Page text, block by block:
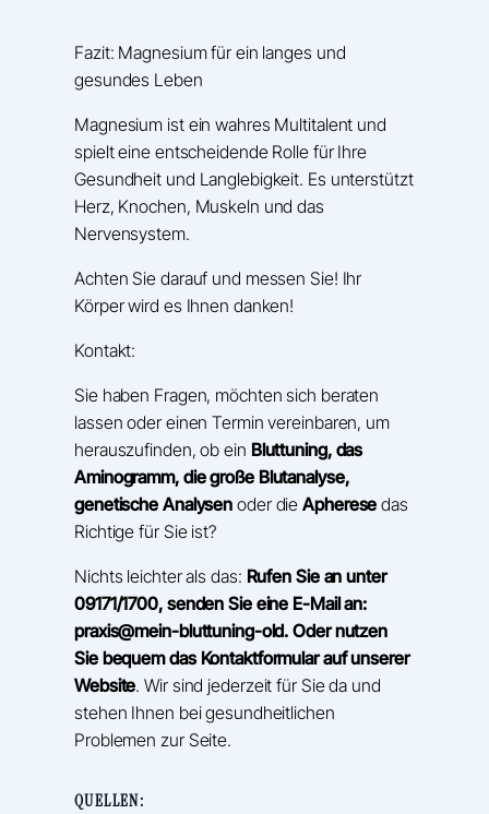
Fazit: Magnesium für ein langes und
gesundes Leben
Magnesium ist ein wahres Multitalent und
spielt eine entscheidende Rolle für Ihre
Gesundheit und Langlebigkeit. Es unterstützt
Herz, Knochen, Muskeln und das
Nervensystem.
Achten Sie darauf und messen Sie! Ihr
Körper wird es Ihnen danken!
Kontakt:
Sie haben Fragen, möchten sich beraten
lassen oder einen Termin vereinbaren, um
herauszufinden, ob ein Bluttuning, das
Aminogramm, die große Blutanalyse,
genetische Analysen oder dieApheresedas
Richtige für Sie ist?
Nichts leichter als das: Rufen Sie an unter
09171/1700, senden Sie eine E-Mail an:
praxis@mein-bluttuning-old. Oder nutzen
Sie bequem das Kontaktformular auf unserer
Website. Wir sind jederzeit für Sie da und
stehen Ihnen bei gesundheitlichen
Problemen zur Seite.
QUELLEN: